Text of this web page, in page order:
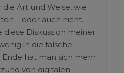
Art und Weise, wie
– oder auch nicht.
Diskussion meiner
in die falsche
hat man sich mehr
von digitalen